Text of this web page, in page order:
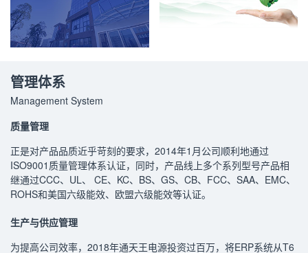
管理体系
Management System
质量管理
正是对产品品质近乎苛刻的要求，2014年1月公司顺利地通过
ISO9001质量管理体系认证，同时，产品线上多个系列型号产品相
继通过CCC、UL、 CE、KC、BS、GS、CB、FCC、SAA、EMC、
ROHS和美国六级能效、欧盟六级能效等认证。
生产与供应管理
为提高公司效率，2018年通天王电源投资过百万，将ERP系统从T6